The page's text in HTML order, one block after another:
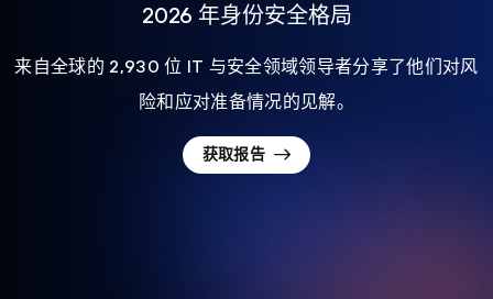
2026 年身份安全格局
来自全球的 2,930 位 IT 与安全领域领导者分享了他们对风
险和应对准备情况的见解。
获取报告